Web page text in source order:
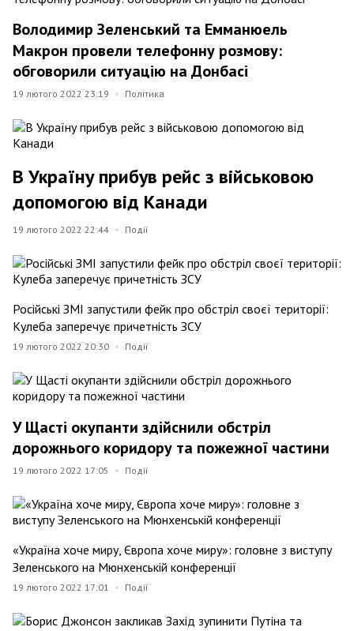
Володимир Зеленський та Емманюель
Макрон провели телефонну розмову:
обговорили ситуацію на Донбасі
19 лютого 2022 23:19 Політика
В Україну прибув рейс з військовою
допомогою від Канади
19 лютого 2022 22:44 Події
Російські ЗМІ запустили фейк про обстріл своєї території:
Кулеба заперечує причетність ЗСУ
19 лютого 2022 20:30 Події
У Щасті окупанти здійснили обстріл
дорожнього коридору та пожежної частини
19 лютого 2022 17:05 Події
«Україна хоче миру, Європа хоче миру»: головне з виступу
Зеленського на Мюнхенській конференції
19 лютого 2022 17:01 Події